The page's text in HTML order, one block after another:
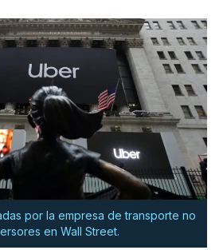
por la empresa de transporte no
en Wall Street.